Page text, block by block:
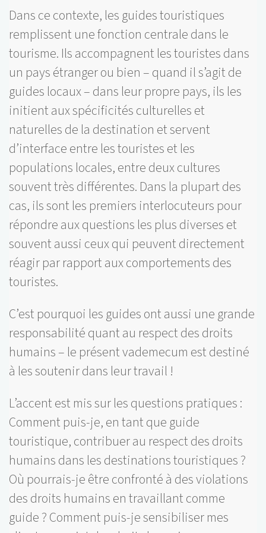
Dans ce contexte, les guides touristiques
remplissent une fonction centrale dans le
tourisme. Ils accompagnent les touristes dans
un pays étranger ou bien – quand il s’agit de
guides locaux – dans leur propre pays, ils les
initient aux spécificités culturelles et
naturelles de la destination et servent
d’interface entre les touristes et les
populations locales, entre deux cultures
souvent très différentes. Dans la plupart des
cas, ils sont les premiers interlocuteurs pour
répondre aux questions les plus diverses et
souvent aussi ceux qui peuvent directement
réagir par rapport aux comportements des
touristes.
C’est pourquoi les guides ont aussi une grande
responsabilité quant au respect des droits
humains – le présent vademecum est destiné
à les soutenir dans leur travail !
L’accent est mis sur les questions pratiques :
Comment puis-je, en tant que guide
touristique, contribuer au respect des droits
humains dans les destinations touristiques ?
Où pourrais-je être confronté à des violations
des droits humains en travaillant comme
guide ? Comment puis-je sensibiliser mes